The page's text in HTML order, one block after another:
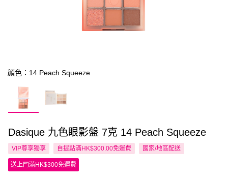
顔色：14 Peach Squeeze
Dasique 九色眼影盤 7克 14 Peach Squeeze
VIP尊享獨享 自提點滿HK$300.00免運費 國家/地區配送
送上門滿HK$300免運費